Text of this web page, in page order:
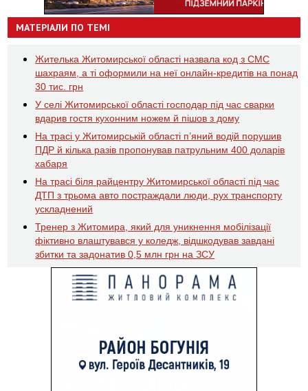
МАТЕРІАЛИ ПО ТЕМІ
Жителька Житомирської області назвала код з СМС
шахраям, а ті оформили на неї онлайн-кредитів на понад
30 тис. грн
У селі Житомирської області господар під час сварки
вдарив гостя кухонним ножем й пішов з дому
На трасі у Житомирській області п’яний водій порушив
ПДР й кілька разів пропонував патрульним 400 доларів
хабаря
На трасі біля райцентру Житомирської області під час
ДТП з трьома авто постраждали люди, рух транспорту
ускладнений
Тренер з Житомира, який для уникнення мобілізації
фіктивно влаштувався у коледж, відшкодував завдані
збитки та задонатив 0,5 млн грн на ЗСУ